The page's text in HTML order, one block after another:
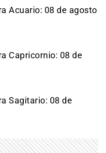
Acuario: 08 de agosto
Capricornio: 08 de
Sagitario: 08 de